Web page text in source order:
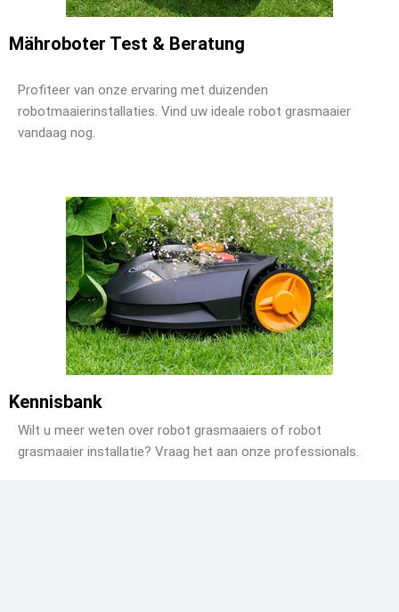
Mähroboter Test & Beratung
Profiteer van onze ervaring met duizenden
robotmaaierinstallaties. Vind uw ideale robot grasmaaier
vandaag nog.
Kennisbank
Wilt u meer weten over robot grasmaaiers of robot
grasmaaier installatie? Vraag het aan onze professionals.